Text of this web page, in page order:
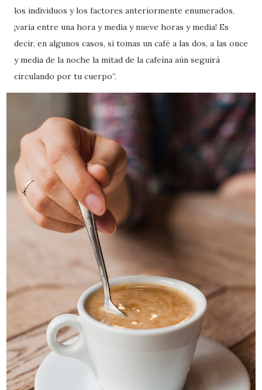
los individuos y los factores anteriormente enumerados,
¡varía entre una hora y media y nueve horas y media! Es
decir, en algunos casos, si tomas un café a las dos, a las once
y media de la noche la mitad de la cafeína aún seguirá
circulando por tu cuerpo”.